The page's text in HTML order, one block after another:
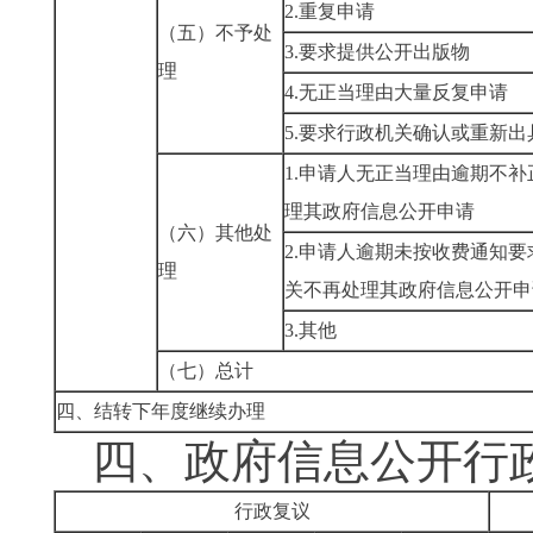
（五）不予处
理
2.重复申请
3.要求提供公开出版物
4.无正当理由大量反复申请
5.要求行政机关确认或重新出
（六）其他处
理
1.申请人无正当理由逾期不
理其政府信息公开申请
2.申请人逾期未按收费通知
关不再处理其政府信息公开
3.其他
（七）总计
四、结转下年度继续办理
四、政府信息公开行
行政复议